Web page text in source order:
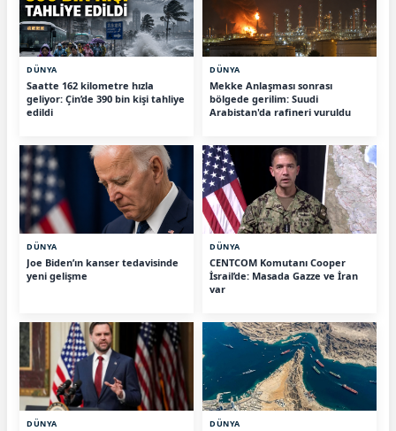
DÜNYA
Saatte 162 kilometre hızla
geliyor: Çin’de 390 bin kişi tahliye
edildi
DÜNYA
Mekke Anlaşması sonrası
bölgede gerilim: Suudi
Arabistan'da rafineri vuruldu
DÜNYA
Joe Biden’ın kanser tedavisinde
yeni gelişme
DÜNYA
CENTCOM Komutanı Cooper
İsrail’de: Masada Gazze ve İran
var
DÜNYA DÜNYA